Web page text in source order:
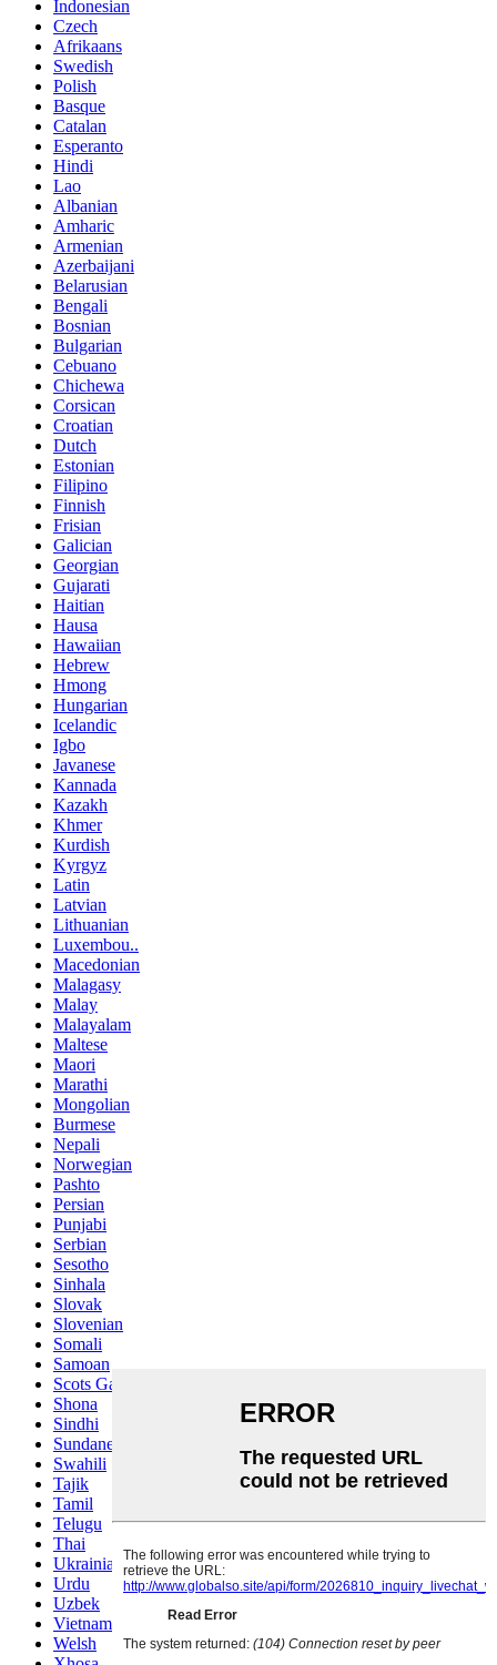
Indonesian
Czech
Afrikaans
Swedish
Polish
Basque
Catalan
Esperanto
Hindi
Lao
Albanian
Amharic
Armenian
Azerbaijani
Belarusian
Bengali
Bosnian
Bulgarian
Cebuano
Chichewa
Corsican
Croatian
Dutch
Estonian
Filipino
Finnish
Frisian
Galician
Georgian
Gujarati
Haitian
Hausa
Hawaiian
Hebrew
Hmong
Hungarian
Icelandic
Igbo
Javanese
Kannada
Kazakh
Khmer
Kurdish
Kyrgyz
Latin
Latvian
Lithuanian
Luxembou..
Macedonian
Malagasy
Malay
Malayalam
Maltese
Maori
Marathi
Mongolian
Burmese
Nepali
Norwegian
Pashto
Persian
Punjabi
Serbian
Sesotho
Sinhala
Slovak
Slovenian
Somali
Samoan
Scots Gaelic
Shona
Sindhi
Sundanese
Swahili
Tajik
Tamil
Telugu
Thai
Ukrainian
Urdu
Uzbek
Vietnamese
Welsh